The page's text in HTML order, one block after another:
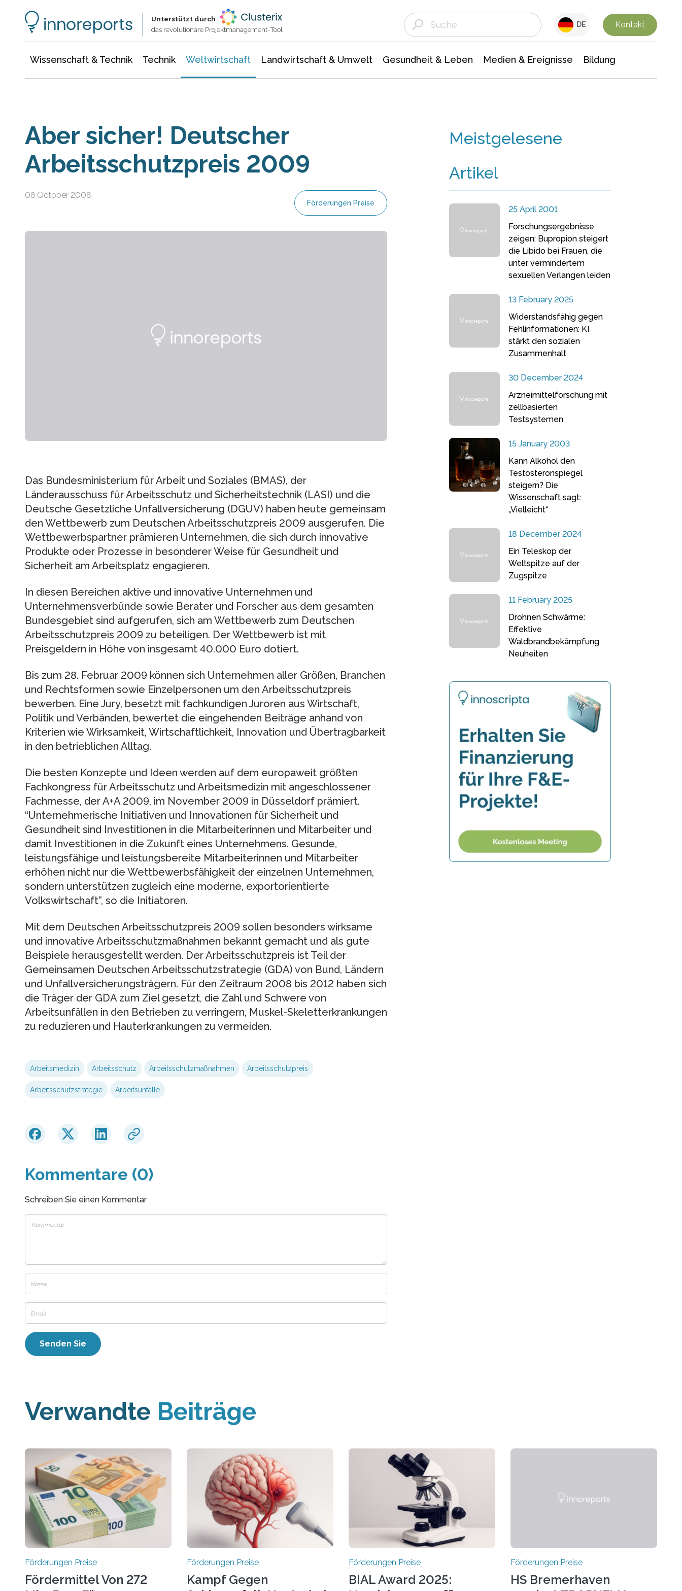
Unterstützt durch
das revolutionäre Projektmanagement-Tool
DE Kontakt
Wissenschaft & Technik Technik Weltwirtschaft Landwirtschaft & Umwelt Gesundheit & Leben Medien & Ereignisse Bildung
Aber sicher! Deutscher
Arbeitsschutzpreis 2009
08 October 2008
Förderungen Preise
Das Bundesministerium für Arbeit und Soziales (BMAS), der
Länderausschuss für Arbeitsschutz und Sicherheitstechnik (LASI) und die
Deutsche Gesetzliche Unfallversicherung (DGUV) haben heute gemeinsam
den Wettbewerb zum Deutschen Arbeitsschutzpreis 2009 ausgerufen. Die
Wettbewerbspartner prämieren Unternehmen, die sich durch innovative
Produkte oder Prozesse in besonderer Weise für Gesundheit und
Sicherheit am Arbeitsplatz engagieren.
In diesen Bereichen aktive und innovative Unternehmen und
Unternehmensverbünde sowie Berater und Forscher aus dem gesamten
Bundesgebiet sind aufgerufen, sich am Wettbewerb zum Deutschen
Arbeitsschutzpreis 2009 zu beteiligen. Der Wettbewerb ist mit
Preisgeldern in Höhe von insgesamt 40.000 Euro dotiert.
Bis zum 28. Februar 2009 können sich Unternehmen aller Größen, Branchen
und Rechtsformen sowie Einzelpersonen um den Arbeitsschutzpreis
bewerben. Eine Jury, besetzt mit fachkundigen Juroren aus Wirtschaft,
Politik und Verbänden, bewertet die eingehenden Beiträge anhand von
Kriterien wie Wirksamkeit, Wirtschaftlichkeit, Innovation und Übertragbarkeit
in den betrieblichen Alltag.
Die besten Konzepte und Ideen werden auf dem europaweit größten
Fachkongress für Arbeitsschutz und Arbeitsmedizin mit angeschlossener
Fachmesse, der A+A 2009, im November 2009 in Düsseldorf prämiert.
“Unternehmerische Initiativen und Innovationen für Sicherheit und
Gesundheit sind Investitionen in die Mitarbeiterinnen und Mitarbeiter und
damit Investitionen in die Zukunft eines Unternehmens. Gesunde,
leistungsfähige und leistungsbereite Mitarbeiterinnen und Mitarbeiter
erhöhen nicht nur die Wettbewerbsfähigkeit der einzelnen Unternehmen,
sondern unterstützen zugleich eine moderne, exportorientierte
Volkswirtschaft”, so die Initiatoren.
Mit dem Deutschen Arbeitsschutzpreis 2009 sollen besonders wirksame
und innovative Arbeitsschutzmaßnahmen bekannt gemacht und als gute
Beispiele herausgestellt werden. Der Arbeitsschutzpreis ist Teil der
Gemeinsamen Deutschen Arbeitsschutzstrategie (GDA) von Bund, Ländern
und Unfallversicherungsträgern. Für den Zeitraum 2008 bis 2012 haben sich
die Träger der GDA zum Ziel gesetzt, die Zahl und Schwere von
Arbeitsunfällen in den Betrieben zu verringern, Muskel-Skeletterkrankungen
zu reduzieren und Hauterkrankungen zu vermeiden.
Arbeitsmedizin Arbeitsschutz Arbeitsschutzmaßnahmen Arbeitsschutzpreis
Arbeitsschutzstrategie Arbeitsunfälle
Kommentare (0)
Schreiben Sie einen Kommentar
Meistgelesene
Artikel
25 April 2001
Forschungsergebnisse
zeigen: Bupropion steigert
die Libido bei Frauen, die
unter vermindertem
sexuellen Verlangen leiden
13 February 2025
Widerstandsfähig gegen
Fehlinformationen: KI
stärkt den sozialen
Zusammenhalt
30 December 2024
Arzneimittelforschung mit
zellbasierten
Testsystemen
15 January 2003
Kann Alkohol den
Testosteronspiegel
steigern? Die
Wissenschaft sagt:
„Vielleicht“
18 December 2024
Ein Teleskop der
Weltspitze auf der
Zugspitze
11 February 2025
Drohnen Schwärme:
Effektive
Waldbrandbekämpfung
Neuheiten
Verwandte Beiträge
Förderungen Preise
Fördermittel Von 272
Förderungen Preise
Kampf Gegen
Förderungen Preise
BIAL Award 2025:
Förderungen Preise
HS Bremerhaven